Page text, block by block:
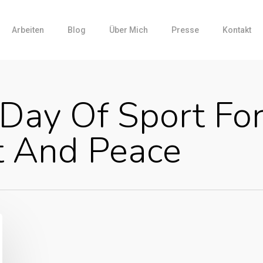
Arbeiten Blog Über Mich Presse Kontakt
Of Sport
Peace